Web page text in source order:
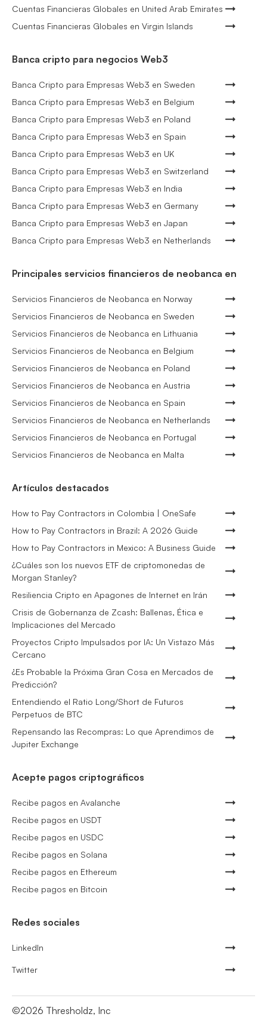
Cuentas Financieras Globales en United Arab Emirates
Cuentas Financieras Globales en Virgin Islands
Banca cripto para negocios Web3
Banca Cripto para Empresas Web3 en Sweden
Banca Cripto para Empresas Web3 en Belgium
Banca Cripto para Empresas Web3 en Poland
Banca Cripto para Empresas Web3 en Spain
Banca Cripto para Empresas Web3 en UK
Banca Cripto para Empresas Web3 en Switzerland
Banca Cripto para Empresas Web3 en India
Banca Cripto para Empresas Web3 en Germany
Banca Cripto para Empresas Web3 en Japan
Banca Cripto para Empresas Web3 en Netherlands
Principales servicios financieros de neobanca en
Servicios Financieros de Neobanca en Norway
Servicios Financieros de Neobanca en Sweden
Servicios Financieros de Neobanca en Lithuania
Servicios Financieros de Neobanca en Belgium
Servicios Financieros de Neobanca en Poland
Servicios Financieros de Neobanca en Austria
Servicios Financieros de Neobanca en Spain
Servicios Financieros de Neobanca en Netherlands
Servicios Financieros de Neobanca en Portugal
Servicios Financieros de Neobanca en Malta
Artículos destacados
How to Pay Contractors in Colombia | OneSafe
How to Pay Contractors in Brazil: A 2026 Guide
How to Pay Contractors in Mexico: A Business Guide
¿Cuáles son los nuevos ETF de criptomonedas de
Morgan Stanley?
Resiliencia Cripto en Apagones de Internet en Irán
Crisis de Gobernanza de Zcash: Ballenas, Ética e
Implicaciones del Mercado
Proyectos Cripto Impulsados por IA: Un Vistazo Más
Cercano
¿Es Probable la Próxima Gran Cosa en Mercados de
Predicción?
Entendiendo el Ratio Long/Short de Futuros
Perpetuos de BTC
Repensando las Recompras: Lo que Aprendimos de
Jupiter Exchange
Acepte pagos criptográficos
Recibe pagos en Avalanche
Recibe pagos en USDT
Recibe pagos en USDC
Recibe pagos en Solana
Recibe pagos en Ethereum
Recibe pagos en Bitcoin
Redes sociales
LinkedIn
Twitter
©2026 Thresholdz, Inc